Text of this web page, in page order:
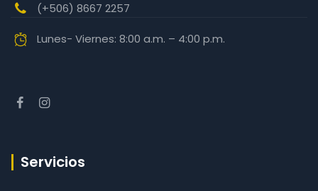
(+506) 8667 2257‬
Lunes- Viernes: 8:00 a.m. – 4:00 p.m.
Servicios